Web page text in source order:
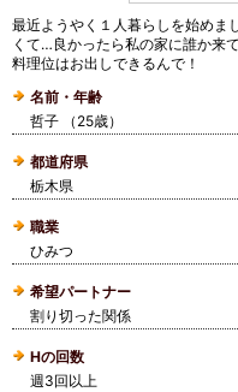
最近ようやく１人暮らしを始めま
くて…良かったら私の家に誰か来
料理位はお出しできるんで！
名前・年齢
哲子 （25歳）
都道府県
栃木県
職業
ひみつ
希望パートナー
割り切った関係
Hの回数
週3回以上